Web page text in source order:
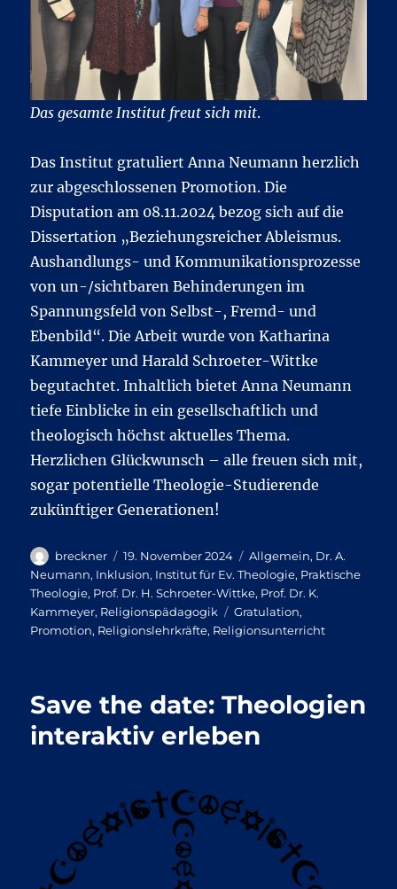
Das gesamte Institut freut sich mit.
Das Institut gratuliert Anna Neumann herzlich
zur abgeschlossenen Promotion. Die
Disputation am 08.11.2024 bezog sich auf die
Dissertation „Beziehungsreicher Ableismus.
Aushandlungs- und Kommunikationsprozesse
von un-/sichtbaren Behinderungen im
Spannungsfeld von Selbst-, Fremd- und
Ebenbild“. Die Arbeit wurde von Katharina
Kammeyer und Harald Schroeter-Wittke
begutachtet. Inhaltlich bietet Anna Neumann
tiefe Einblicke in ein gesellschaftlich und
theologisch höchst aktuelles Thema.
Herzlichen Glückwunsch – alle freuen sich mit,
sogar potentielle Theologie-Studierende
zukünftiger Generationen!
Autor
breckner
Veröffentlicht
am
19. November 2024 Kategorien
Allgemein, Dr. A.
Neumann, Inklusion, Institut für Ev. Theologie, Praktische
Theologie, Prof. Dr. H. Schroeter-Wittke, Prof. Dr. K.
Kammeyer, Religionspädagogik Schlagwörter
Gratulation,
Promotion, Religionslehrkräfte, Religionsunterricht
Save the date: Theologien
interaktiv erleben